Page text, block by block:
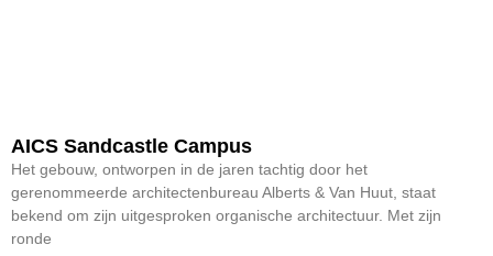
AICS Sandcastle Campus
Het gebouw, ontworpen in de jaren tachtig door het
gerenommeerde architectenbureau Alberts & Van Huut, staat
bekend om zijn uitgesproken organische architectuur. Met zijn
ronde